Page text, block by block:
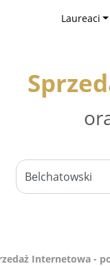
Laureaci
Internetowa -